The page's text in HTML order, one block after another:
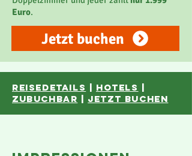
Euro.
Jetzt buchen
reisedetails | hotels |
ZUBUCHBAR | JETZT BUCHEN